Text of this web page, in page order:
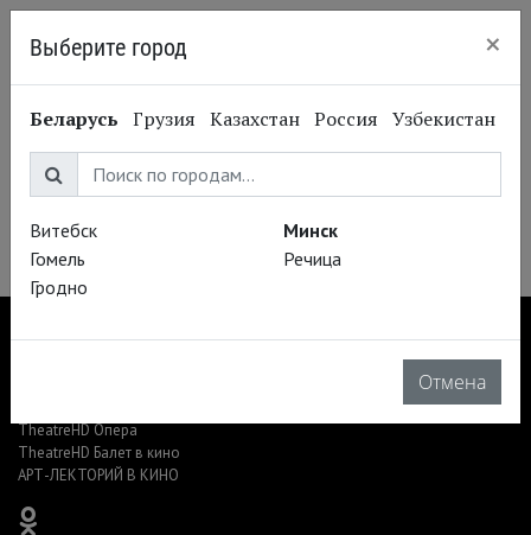
Екатерина Андреева
Ekaterina Andreeva
TheatreHD Опера
TheatreHD Балет в кино
АРТ-ЛЕКТОРИЙ В КИНО
Выберите город ×
Беларусь Грузия Казахстан Россия Узбекистан
Витебск
Гомель
Гродно
Минск
Речица
Отмена